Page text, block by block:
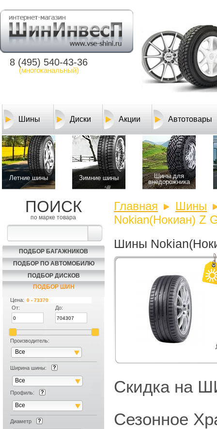
8 (495) 540-43-36
(многоканальный)
Шины Диски Акции Автотовары
Летние шины Зимние шины
Шины для
внедорожника
ПОИСК
по марке товара
ПОДБОР БАГАЖНИКОВ
ПОДБОР ПО АВТОМОБИЛЮ
ПОДБОР ДИСКОВ
ПОДБОР ШИН
Цена:
От:
До:
Производитель:
Все
Ширина шины:
Все
Профиль:
Все
Диаметр
Главная
Шины
Nokian(Нокиан) Z
Шины
Скидка на
Сезонное